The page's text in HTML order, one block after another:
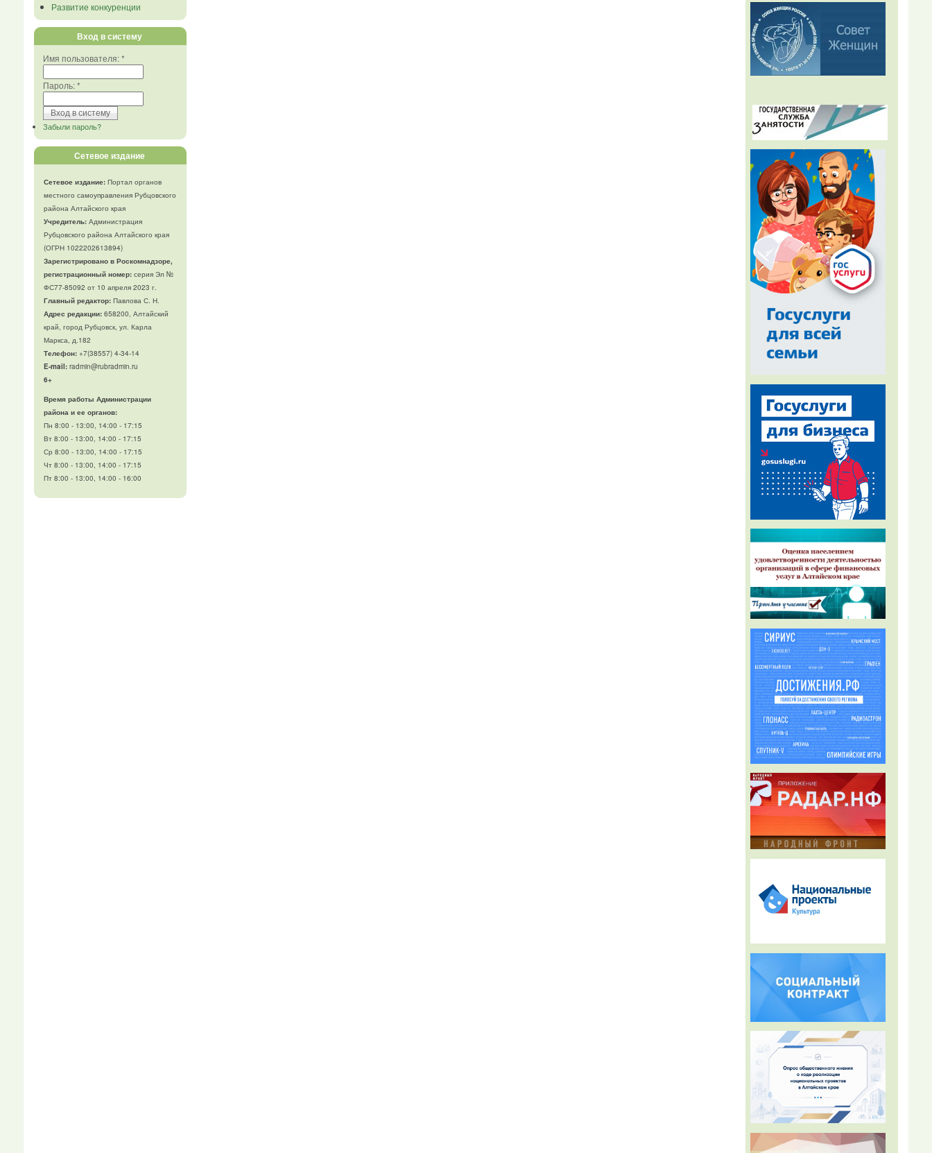
Развитие конкуренции
Вход в систему
Имя пользователя:*
Пароль:*
Забыли пароль?
Сетевое издание
Сетевое издание:Портал органов
местного самоуправления Рубцовского
района Алтайского края
Учредитель:Администрация
Рубцовского района Алтайского края
(ОГРН 1022202613894)
Зарегистрировано в Роскомнадзоре,
регистрационный номер:серия Эл №
ФС77-85092 от 10 апреля 2023 г.
Главный редактор:Павлова С. Н.
Адрес редакции:658200, Алтайский
край, город Рубцовск, ул. Карла
Маркса, д.182
Телефон:+7(38557) 4-34-14
E-mail:radmin@rubradmin.ru
6+
Время работы Администрации
района и ее органов:
Пн 8:00 - 13:00, 14:00 - 17:15
Вт 8:00 - 13:00, 14:00 - 17:15
Ср 8:00 - 13:00, 14:00 - 17:15
Чт 8:00 - 13:00, 14:00 - 17:15
Пт 8:00 - 13:00, 14:00 - 16:00